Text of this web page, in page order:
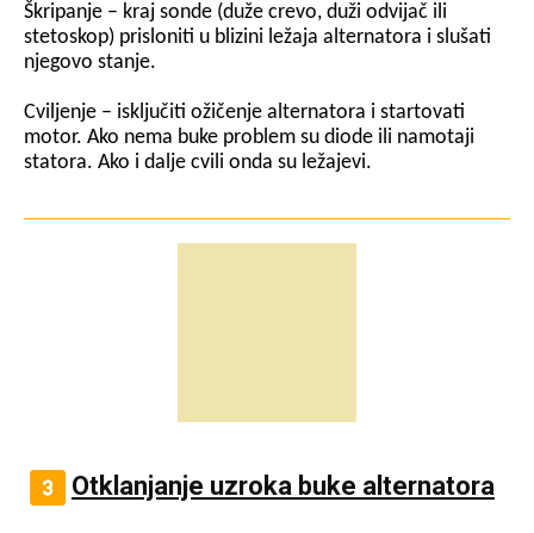
Škripanje – kraj sonde (duže crevo, duži odvijač ili
stetoskop) prisloniti u blizini ležaja alternatora i slušati
njegovo stanje.
Cviljenje – isključiti ožičenje alternatora i startovati
motor. Ako nema buke problem su diode ili namotaji
statora. Ako i dalje cvili onda su ležajevi.
Otklanjanje uzroka buke alternatora